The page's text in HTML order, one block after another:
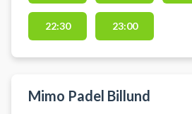
Viborg på padelbanerne i Rocket
Padels Padelcenter centralt i byen.
22:30 23:00
Mimo Padel Billund